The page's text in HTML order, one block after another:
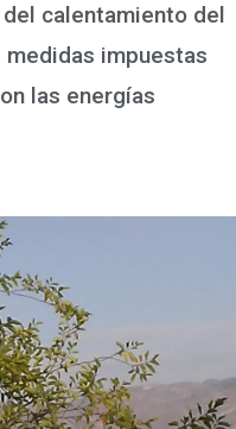
del calentamiento del
medidas impuestas
las energías